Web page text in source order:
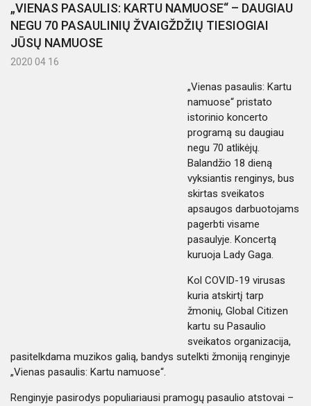
„VIENAS PASAULIS: KARTU NAMUOSE“ – DAUGIAU
NEGU 70 PASAULINIŲ ŽVAIGŽDŽIŲ TIESIOGIAI
JŪSŲ NAMUOSE
2020 04 16
„Vienas pasaulis: Kartu
namuose“ pristato
istorinio koncerto
programą su daugiau
negu 70 atlikėjų.
Balandžio 18 dieną
vyksiantis renginys, bus
skirtas sveikatos
apsaugos darbuotojams
pagerbti visame
pasaulyje. Koncertą
kuruoja Lady Gaga.
Kol COVID-19 virusas
kuria atskirtį tarp
žmonių, Global Citizen
kartu su Pasaulio
sveikatos organizacija,
pasitelkdama muzikos galią, bandys sutelkti žmoniją renginyje
„Vienas pasaulis: Kartu namuose“.
Renginyje pasirodys populiariausi pramogų pasaulio atstovai –